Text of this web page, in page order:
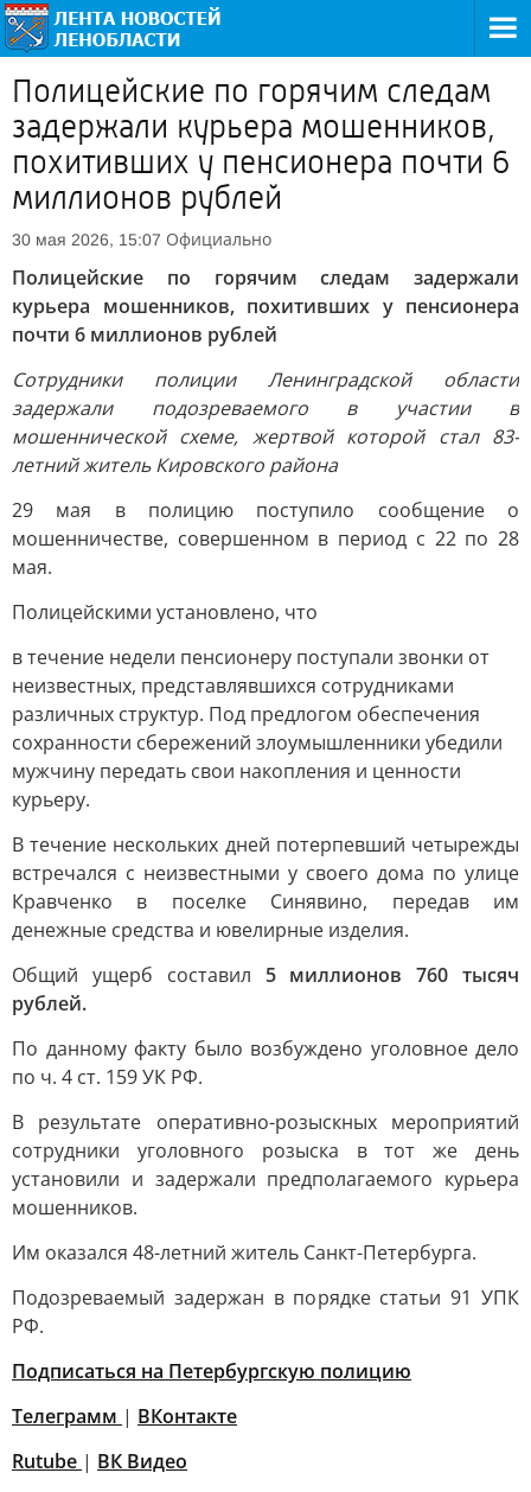
Полицейские по горячим следам
задержали курьера мошенников,
похитивших у пенсионера почти 6
миллионов рублей
30 мая 2026, 15:07 Официально
Полицейские по горячим следам задержали
курьера мошенников, похитивших у пенсионера
почти 6 миллионов рублей
Сотрудники полиции Ленинградской области
задержали подозреваемого в участии в
мошеннической схеме, жертвой которой стал 83-
летний житель Кировского района
29 мая в полицию поступило сообщение о
мошенничестве, совершенном в период с 22 по 28
мая.
Полицейскими установлено, что
в течение недели пенсионеру поступали звонки от
неизвестных, представлявшихся сотрудниками
различных структур. Под предлогом обеспечения
сохранности сбережений злоумышленники убедили
мужчину передать свои накопления и ценности
курьеру.
В течение нескольких дней потерпевший четырежды
встречался с неизвестными у своего дома по улице
Кравченко в поселке Синявино, передав им
денежные средства и ювелирные изделия.
Общий ущерб составил 5 миллионов 760 тысяч
рублей.
По данному факту было возбуждено уголовное дело
по ч. 4 ст. 159 УК РФ.
В результате оперативно-розыскных мероприятий
сотрудники уголовного розыска в тот же день
установили и задержали предполагаемого курьера
мошенников.
Им оказался 48-летний житель Санкт-Петербурга.
Подозреваемый задержан в порядке статьи 91 УПК
РФ.
Подписаться на Петербургскую полицию
Телеграмм | ВКонтакте
Rutube | ВК Видео